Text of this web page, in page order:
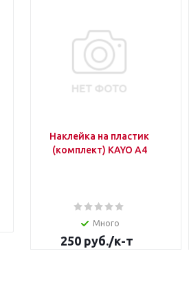
Наклейка на пластик
(комплект) KAYO A4
Много
250 руб./к-т